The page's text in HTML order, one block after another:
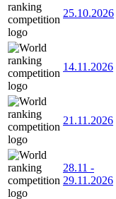
25.10.2026
14.11.2026
21.11.2026
28.11 -
29.11.2026